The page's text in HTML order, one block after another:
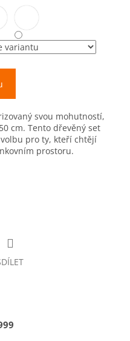
svou mohutností,
cm. Tento dřevěný set
pro ty, kteří chtějí
prostoru.